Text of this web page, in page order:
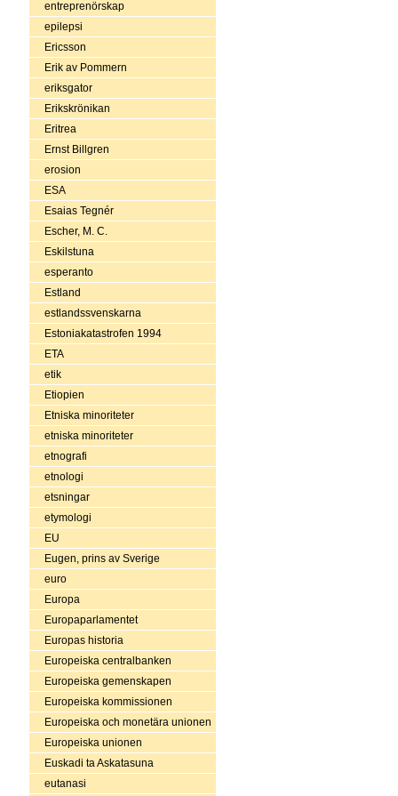
entreprenörskap
epilepsi
Ericsson
Erik av Pommern
eriksgator
Erikskrönikan
Eritrea
Ernst Billgren
erosion
ESA
Esaias Tegnér
Escher, M. C.
Eskilstuna
esperanto
Estland
estlandssvenskarna
Estoniakatastrofen 1994
ETA
etik
Etiopien
Etniska minoriteter
etniska minoriteter
etnografi
etnologi
etsningar
etymologi
EU
Eugen, prins av Sverige
euro
Europa
Europaparlamentet
Europas historia
Europeiska centralbanken
Europeiska gemenskapen
Europeiska kommissionen
Europeiska och monetära unionen
Europeiska unionen
Euskadi ta Askatasuna
eutanasi